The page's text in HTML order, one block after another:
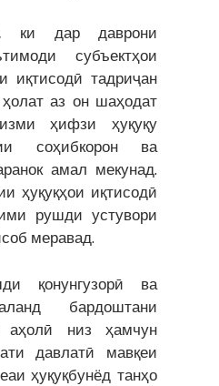
ки дар даврони
субъектҳои
иқтисодӣ тадриҷан
аз он шаҳодат
ҳифзи ҳуқуқу
соҳибкорон ва
амал мекунад.
ҳуқуқҳои иқтисодӣ
рушди устувори
меравад.
қонунгузорӣ ва
бардоштани
аҳолӣ низ ҳамчун
давлатӣ мавқеи
ҳуқуқбунёд танҳо